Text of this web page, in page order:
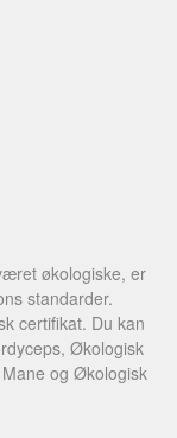
økologiske, er
standarder.
certifikat. Du kan
Økologisk
og Økologisk